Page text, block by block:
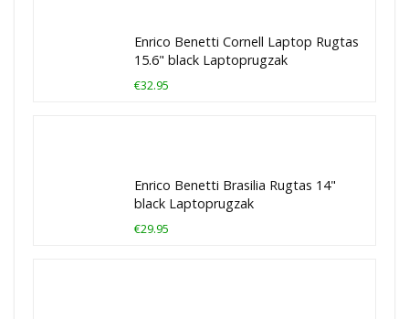
Enrico Benetti Cornell Laptop Rugtas
15.6" black Laptoprugzak
€32.95
Enrico Benetti Brasilia Rugtas 14"
black Laptoprugzak
€29.95